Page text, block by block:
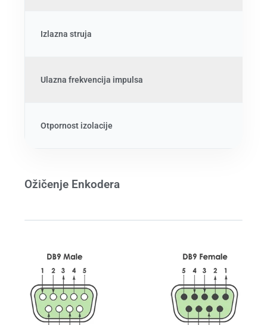
Izlazna struja
Ulazna frekvencija impulsa
Otpornost izolacije
Ožičenje Enkodera